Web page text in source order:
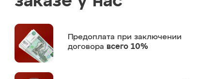
Предоплата при заключении
договора всего 10%